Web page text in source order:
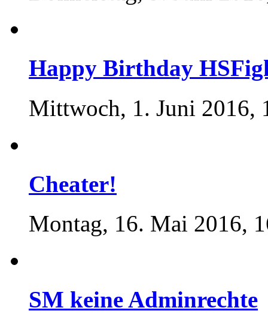
Happy Birthday
Mittwoch, 1. Juni 2016,
Cheater!
Montag, 16. Mai 2016,
SM keine Adminrechte